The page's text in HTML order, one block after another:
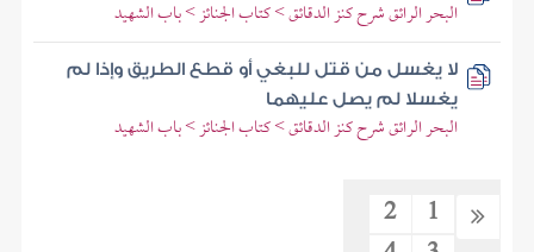
البحر الرائق شرح كنز الدقائق > كتاب الجنائز > باب الشهيد
لا يغسل من قتل للبغي أو قطع الطريق وإذا لم
يغسلا لم يصل عليهما
البحر الرائق شرح كنز الدقائق > كتاب الجنائز > باب الشهيد
1
2